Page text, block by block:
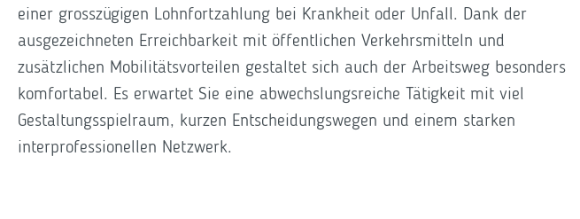
einer grosszügigen Lohnfortzahlung bei Krankheit oder Unfall. Dank der
ausgezeichneten Erreichbarkeit mit öffentlichen Verkehrsmitteln und
zusätzlichen Mobilitätsvorteilen gestaltet sich auch der Arbeitsweg besonders
komfortabel. Es erwartet Sie eine abwechslungsreiche Tätigkeit mit viel
Gestaltungsspielraum, kurzen Entscheidungswegen und einem starken
interprofessionellen Netzwerk.